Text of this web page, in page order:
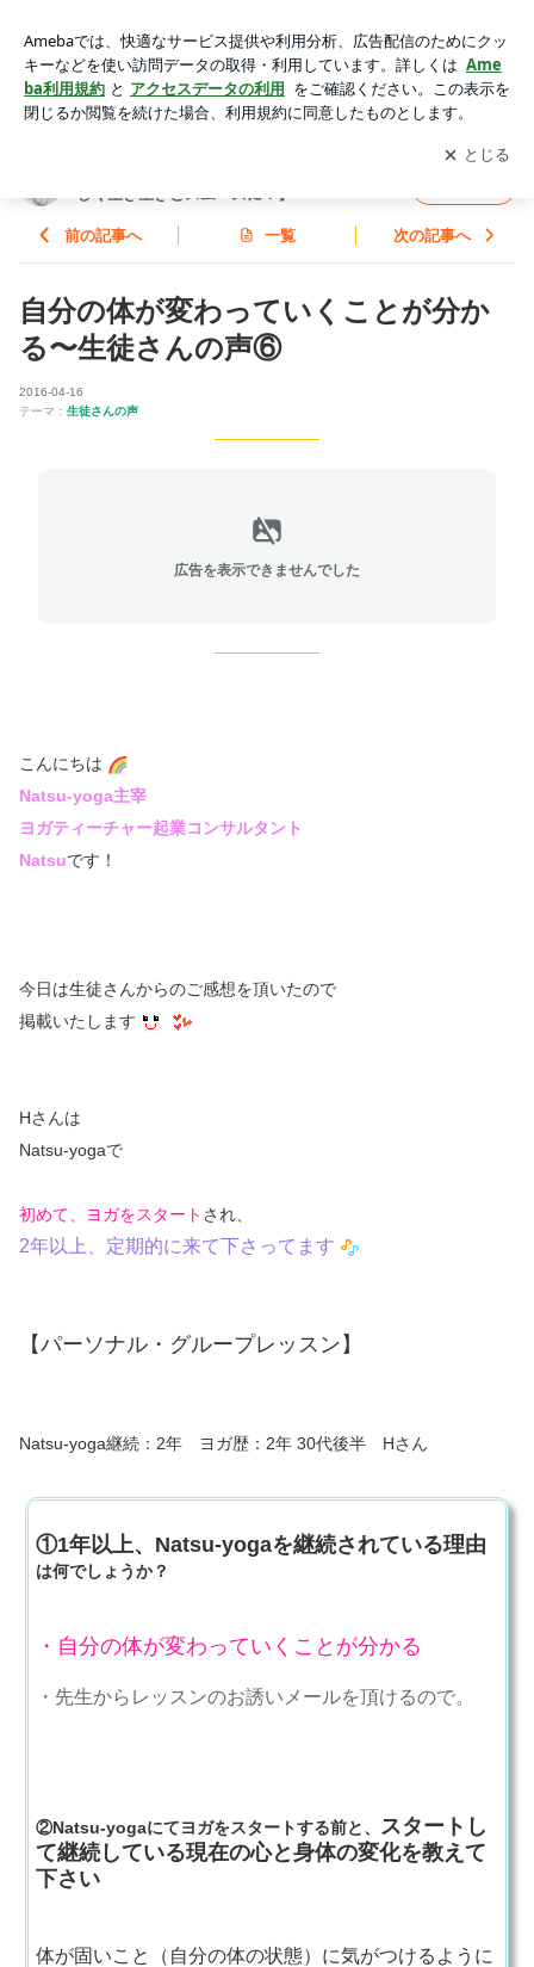
橋・ヨガ＠プライベート・少人数【自分らしく生き生きとスム
ーズに！】
アプリをダウンロードして ブログの更新通知
を受け取りまし
ょう。
開く
しく生き生きとスムーズに！】
前の記事へ 一覧 次の記事へ
自分の体が変わっていくことが分か
る〜生徒さんの声⑥
2016-04-16
テーマ： 生徒さんの声
広告を表示できませんでした
こんにちは
Natsu-yoga主宰
ヨガティーチャー起業コンサルタント
Natsuです！
今日は生徒さんからのご感想を頂いたので
掲載いたします
Hさんは
Natsu‐yogaで
初めて、ヨガをスタート され、
2年以上、定期的に来て下さってます
【パーソナル・グループレッスン】
Natsu-yoga継続：2年 ヨガ歴：2年 30代後半 Hさん
①1年以上、Natsu-yogaを継続されている理由
は何でしょうか？
・自分の体が変わっていくことが分かる
・先生からレッスンのお誘いメールを頂けるので。
②Natsu-yogaにてヨガをスタートする前と、 スタートし
て継続している現在の心と身体の変化を教えて
下さい
体が固いこと（自分の体の状態）に気がつけるように